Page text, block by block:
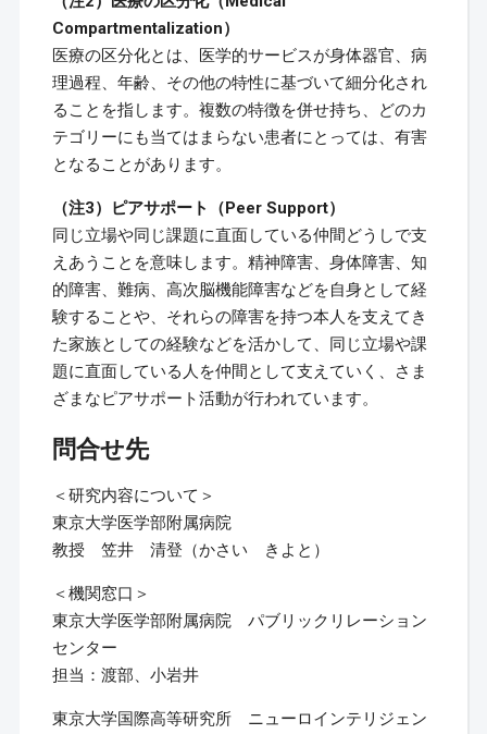
Compartmentalization）
医療の区分化とは、医学的サービスが身体器官、病
理過程、年齢、その他の特性に基づいて細分化され
ることを指します。複数の特徴を併せ持ち、どのカ
テゴリーにも当てはまらない患者にとっては、有害
となることがあります。
（注3）ピアサポート（Peer Support）
同じ立場や同じ課題に直面している仲間どうしで支
えあうことを意味します。精神障害、身体障害、知
的障害、難病、高次脳機能障害などを自身として経
験することや、それらの障害を持つ本人を支えてき
た家族としての経験などを活かして、同じ立場や課
題に直面している人を仲間として支えていく、さま
ざまなピアサポート活動が行われています。
問合せ先
＜研究内容について＞
東京大学医学部附属病院
教授 笠井 清登（かさい きよと）
＜機関窓口＞
東京大学医学部附属病院 パブリックリレーション
センター
担当：渡部、小岩井
東京大学国際高等研究所 ニューロインテリジェン